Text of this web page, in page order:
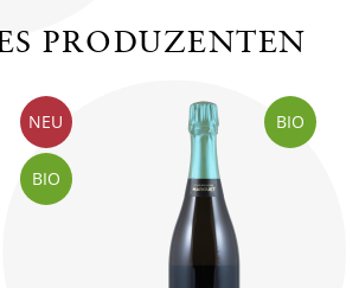
PRODUZENTEN
NEU
BIO
BIO